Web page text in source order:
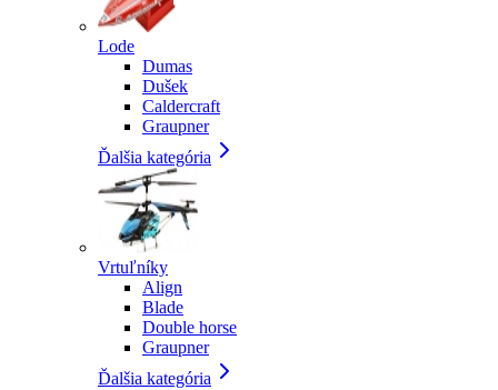
Lode
Dumas
Dušek
Caldercraft
Graupner
Ďalšia kategória
Vrtuľníky
Align
Blade
Double horse
Graupner
Ďalšia kategória